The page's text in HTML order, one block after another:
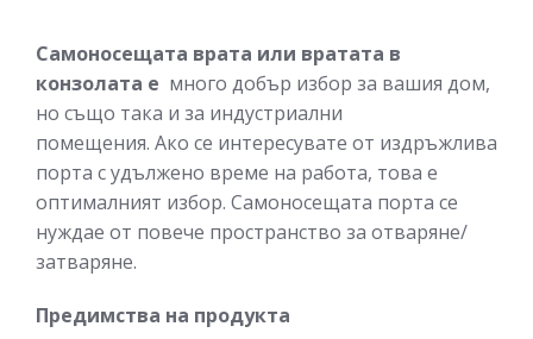
Самоносещата врата или вратата в
конзолата е много добър избор за вашия дом,
но също така и за индустриални
помещения. Ако се интересувате от издръжлива
порта с удължено време на работа, това е
оптималният избор. Самоносещата порта се
нуждае от повече пространство за отваряне/
затваряне.
Предимства на продукта